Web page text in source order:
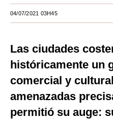
EEUU
México
Internacional
04/07/2021 03H45
Las ciudades
históricamente un
comercial y
amenazadas
permitió su auge: